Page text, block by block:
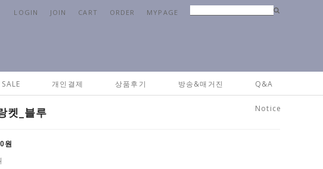
LOGIN JOIN CART ORDER MYPAGE
SALE 개인결제 상품후기 방송&매거진 Q&A
Notice
켓_블루
원